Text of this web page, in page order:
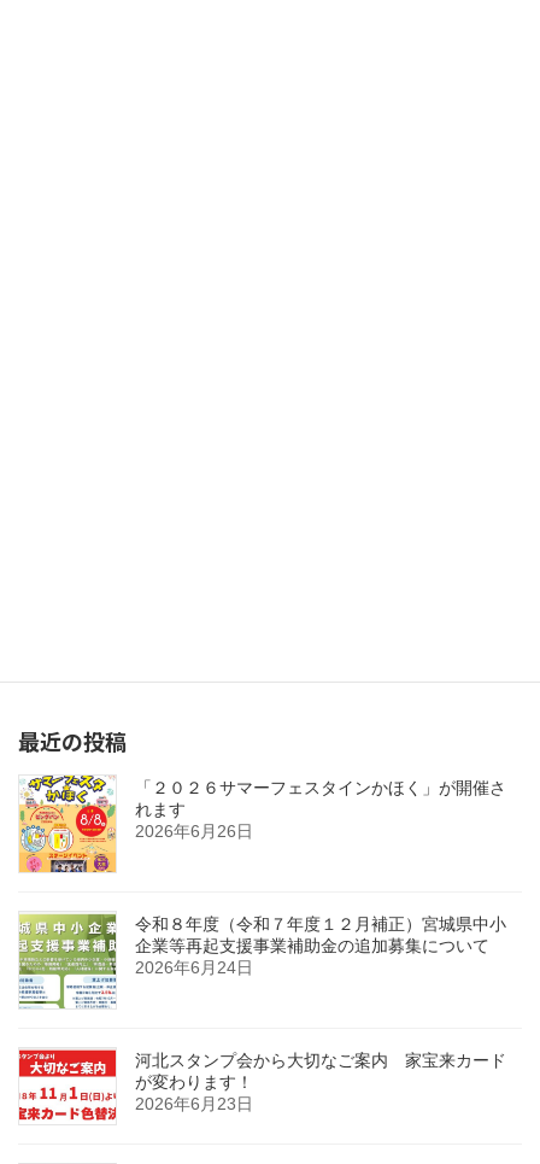
最近の投稿
「２０２６サマーフェスタインかほく」が開催さ
れます
2026年6月26日
令和８年度（令和７年度１２月補正）宮城県中小
企業等再起支援事業補助金の追加募集について
2026年6月24日
河北スタンプ会から大切なご案内 家宝来カード
が変わります！
2026年6月23日